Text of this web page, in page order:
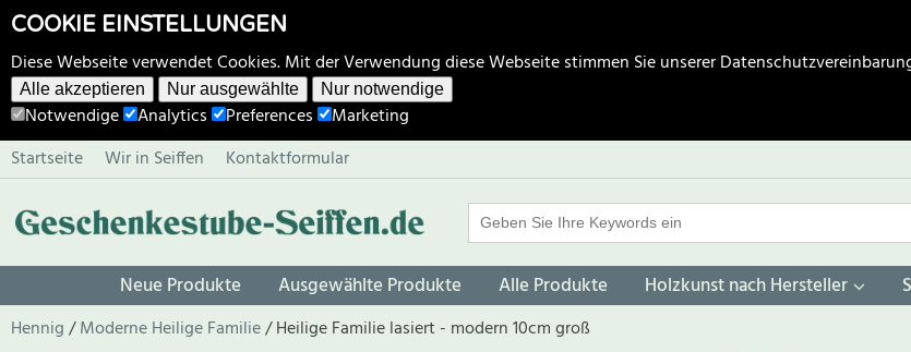
COOKIE EINSTELLUNGEN
Diese Webseite verwendet Cookies. Mit der Verwendung diese Webseite stimmen Sie unserer
Alle akzeptieren Nur ausgewählte Nur notwendige
Notwendige Analytics Preferences
Marketing
Startseite
Wir in Seiffen Kontaktformular
Neue Produkte Ausgewählte Produkte Alle Produkte Holzkunst nach Hersteller
Hennig Moderne Heilige Familie Heilige Familie lasiert - modern 10cm groß